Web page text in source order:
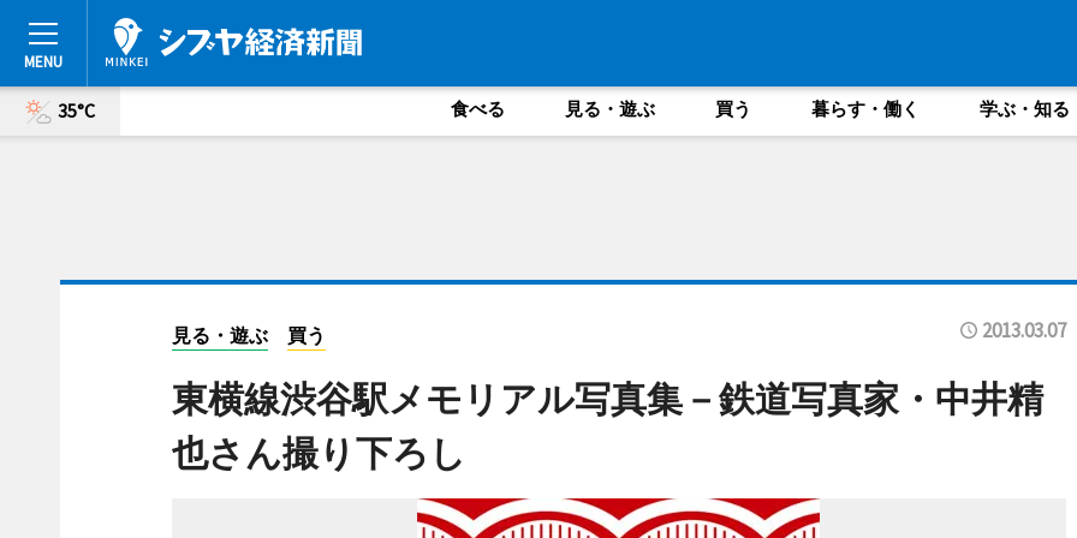
35°C 食べる 見る・遊ぶ 買う 暮らす・働く 学ぶ・知る
見る・遊ぶ 買う 2013.03.07
東横線渋谷駅メモリアル写真集－鉄道写真家・中井精
也さん撮り下ろし